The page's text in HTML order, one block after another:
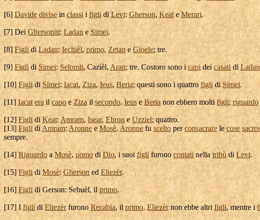
[6] Davide divise inclassi ifiglidiLevi:Gherson,Keate Merari.
[7] DeiGhersoniti:Ladane Simei.
[8] Figli di Ladan: Iechièl, primo,Zetan eGioele; tre.
[9] Figlidi Simei:Selomìt,Cazièl,Aran; tre. Costoro sono icapideicasatidiLadan
[10]Figlidi Simei:Iacat, Ziza,Ieus, Beria; questi sono i quattro figlidiSimei.
[11]Iacat era ilcapoeZizailsecondo.Ieus eBeria non ebbero moltifigli; riguardo
[12]Figli diKeat: Amram, Isear,EbroneUzziel; quattro.
[13]Figlidi Amram: Aronnee Mosè. Aronne fuscelto perconsacrare le cose
sempre.
[14]Riguardo aMosè,uomo diDio, i suoifiglifurono contatinellatribù di Levi.
[15]Figli di Mosè:GhersonedEliezèr.
[16] Figli di Gerson: Sebuèl, il primo.
[17] IfiglidiEliezèrfuronoRecabia, il primo.Eliezèrnon ebbe altrifigli, mentre i